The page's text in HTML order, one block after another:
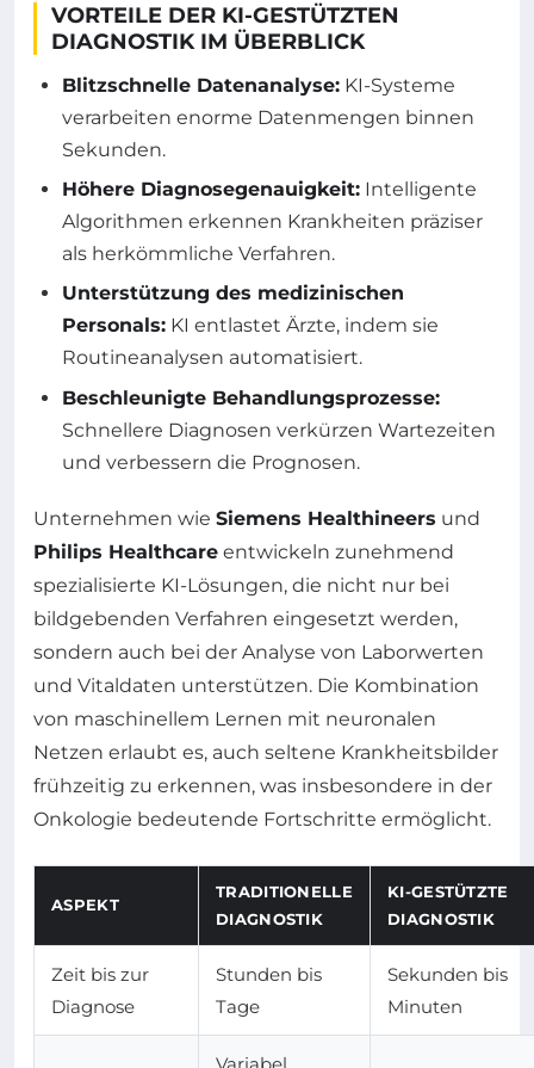
VORTEILE DER KI-GESTÜTZTEN
DIAGNOSTIK IM ÜBERBLICK
Blitzschnelle Datenanalyse: KI-Systeme
verarbeiten enorme Datenmengen binnen
Sekunden.
Höhere Diagnosegenauigkeit: Intelligente
Algorithmen erkennen Krankheiten präziser
als herkömmliche Verfahren.
Unterstützung des medizinischen
Personals: KI entlastet Ärzte, indem sie
Routineanalysen automatisiert.
Beschleunigte Behandlungsprozesse:
Schnellere Diagnosen verkürzen Wartezeiten
und verbessern die Prognosen.
Unternehmen wie Siemens Healthineers und
Philips Healthcare entwickeln zunehmend
spezialisierte KI-Lösungen, die nicht nur bei
bildgebenden Verfahren eingesetzt werden,
sondern auch bei der Analyse von Laborwerten
und Vitaldaten unterstützen. Die Kombination
von maschinellem Lernen mit neuronalen
Netzen erlaubt es, auch seltene Krankheitsbilder
frühzeitig zu erkennen, was insbesondere in der
Onkologie bedeutende Fortschritte ermöglicht.
ASPEKT
TRADITIONELLE
DIAGNOSTIK
KI-GESTÜTZTE
DIAGNOSTIK
Zeit bis zur
Diagnose
Stunden bis
Tage
Sekunden bis
Minuten
Variabel,